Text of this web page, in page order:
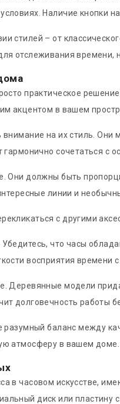
Наличие кнопки
стилей – от
отслеживания
практическое
акцентом в вашем
на их стиль.
сочетаться с
Они должны быть
линии и
с другими
что часы
восприятия времени с
Деревянные модели
долговечность работы
разумный баланс между
атмосферу в вашем доме.
в часовом искусстве,
диск или пластину